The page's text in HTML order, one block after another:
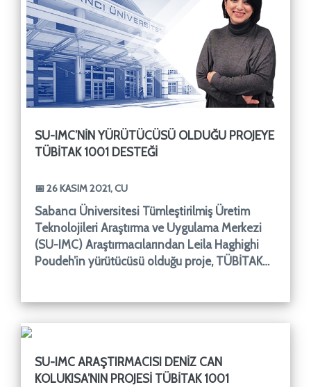
SU-IMC’NIN YÜRÜTÜCÜSÜ OLDUĞU PROJEYE
TÜBİTAK 1001 DESTEĞI
📅 26 KASIM 2021, CU
Sabancı Üniversitesi Tümleştirilmiş Üretim
Teknolojileri Araştırma ve Uygulama Merkezi
(SU-IMC) Araştırmacılarından Leila Haghighi
Poudeh’in yürütücüsü olduğu proje, TÜBİTAK
SU-IMC ARAŞTIRMACISI DENIZ CAN
KOLUKISA’NIN PROJESI TÜBİTAK 1001